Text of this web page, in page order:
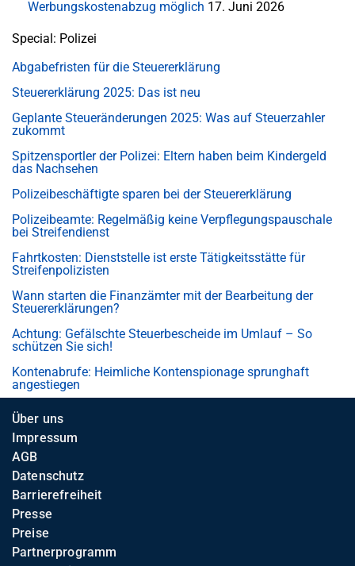
Werbungskostenabzug möglich 17. Juni 2026
Special: Polizei
Abgabefristen für die Steuererklärung
Steuererklärung 2025: Das ist neu
Geplante Steueränderungen 2025: Was auf Steuerzahler
zukommt
Spitzensportler der Polizei: Eltern haben beim Kindergeld
das Nachsehen
Polizeibeschäftigte sparen bei der Steuererklärung
Polizeibeamte: Regelmäßig keine Verpflegungspauschale
bei Streifendienst
Fahrtkosten: Dienststelle ist erste Tätigkeitsstätte für
Streifenpolizisten
Wann starten die Finanzämter mit der Bearbeitung der
Steuererklärungen?
Achtung: Gefälschte Steuerbescheide im Umlauf – So
schützen Sie sich!
Kontenabrufe: Heimliche Kontenspionage sprunghaft
angestiegen
Über uns
Impressum
AGB
Datenschutz
Barrierefreiheit
Presse
Preise
Partnerprogramm